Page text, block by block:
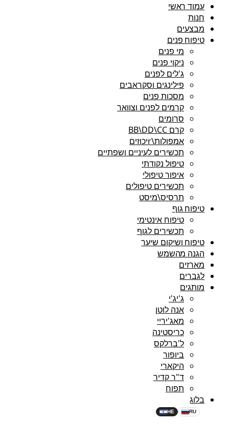
עמוד ראשי
חנות
מבצעים
טיפוח פנים
מי פנים
ניקוי פנים
ג'לים לפנים
פילינגים וסקראבים
מסכות פנים
קרמים לפנים וצוואר
סרומים
קרם BB\DD\CC
אמפולות\rיכוזים
תכשירים לעיניים ושפתיים
טיפול נקודתי
איפור טיפולי
תכשירים טיפולים
תרסיס\מיסט
טיפוח גוף
טיפוח אינטימי
תכשירים לגוף
טיפוח ושיקום שיער
הגנה מהשמש
מארזים
לגברים
מותגים
ג'יג'י
אנה לוטן
מאג'יריי
כריסטינה
ל'ברלקס
ביופור
היקארי
ד"ר קדיר
תפוח
בלוג
HE RU